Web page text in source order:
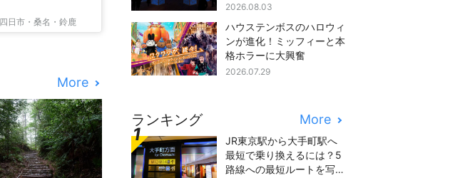
四日市・桑名・鈴鹿
More
2026.08.03
ハウステンボスのハロウィ
ンが進化！ミッフィーと本
格ホラーに大興奮
2026.07.29
ランキング More
JR東京駅から大手町駅へ
最短で乗り換えるには？5
路線への最短ルートを写真